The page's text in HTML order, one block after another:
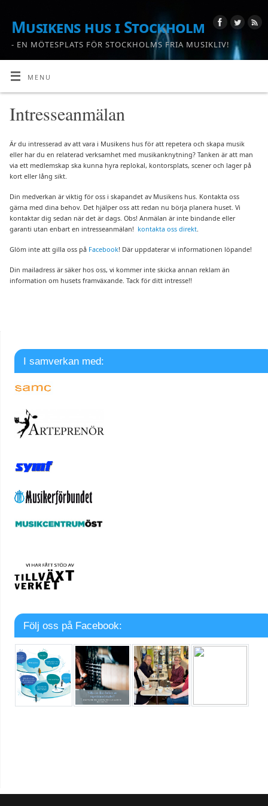
Musikens hus i Stockholm
- EN MÖTESPLATS FÖR STOCKHOLMS FRIA MUSIKLIV!
MENU
Intresseanmälan
Är du intresserad av att vara i Musikens hus för att repetera och skapa musik
eller har du en relaterad verksamhet med musikanknytning? Tanken är att man
via ett medlemskap ska kunna hyra replokal, kontorsplats, scener och lager på
kort eller lång sikt.
Din medverkan är viktig för oss i skapandet av Musikens hus. Kontakta oss
gärna med dina behov. Det hjälper oss att redan nu börja planera huset. Vi
kontaktar dig sedan när det är dags. Obs! Anmälan är inte bindande eller
garanti utan enbart en intresseanmälan! kontakta oss direkt
Glöm inte att gilla oss på Facebook! Där uppdaterar vi informationen löpande!
Din mailadress är säker hos oss, vi kommer inte skicka annan reklam än
information om husets framväxande. Tack för ditt intresse!!
I samverkan med:
Följ oss på Facebook: